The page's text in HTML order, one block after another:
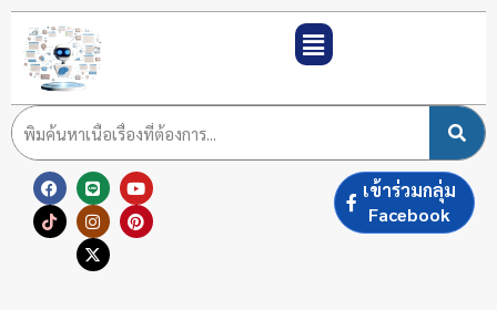
Skip
to
content
F
a
c
e
L
i
n
e
Y
o
u
t
T
i
k
t
I
n
s
t
a
g
P
i
n
t
X
-
t
w
i
t
เข้าร่วมกลุ่ม
Facebook